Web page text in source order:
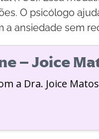
O psicólogo
a ansiedade sem
– Joice
a Dra. Joice